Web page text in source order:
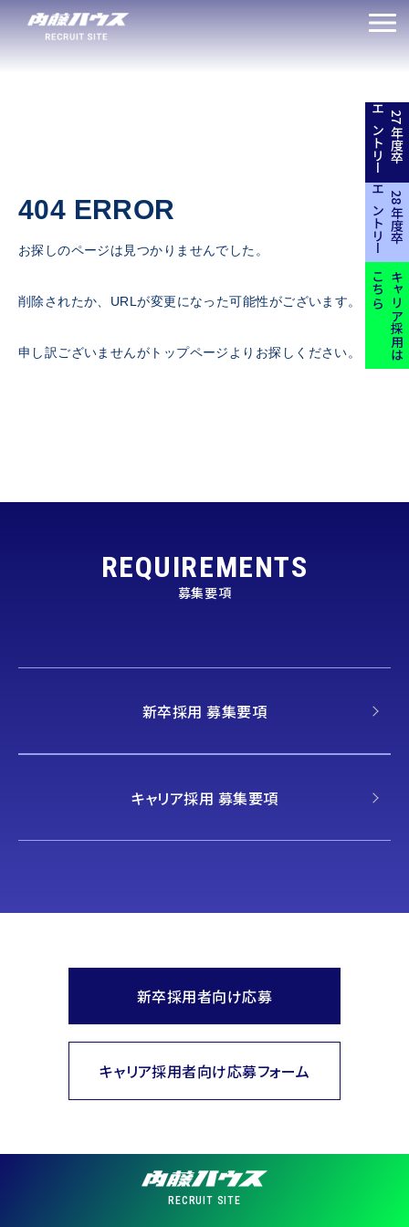
27年度卒
エントリー
28年度卒
エントリー
キャリア採用は
こちら
404 ERROR
お探しのページは見つかりませんでした。
削除されたか、URLが変更になった可能性がございます。
申し訳ございませんがトップページよりお探しください。
REQUIREMENTS
募集要項
新卒採用 募集要項
キャリア採用 募集要項
新卒採用者向け応募
キャリア採用者向け応募フォーム
RECRUIT SITE